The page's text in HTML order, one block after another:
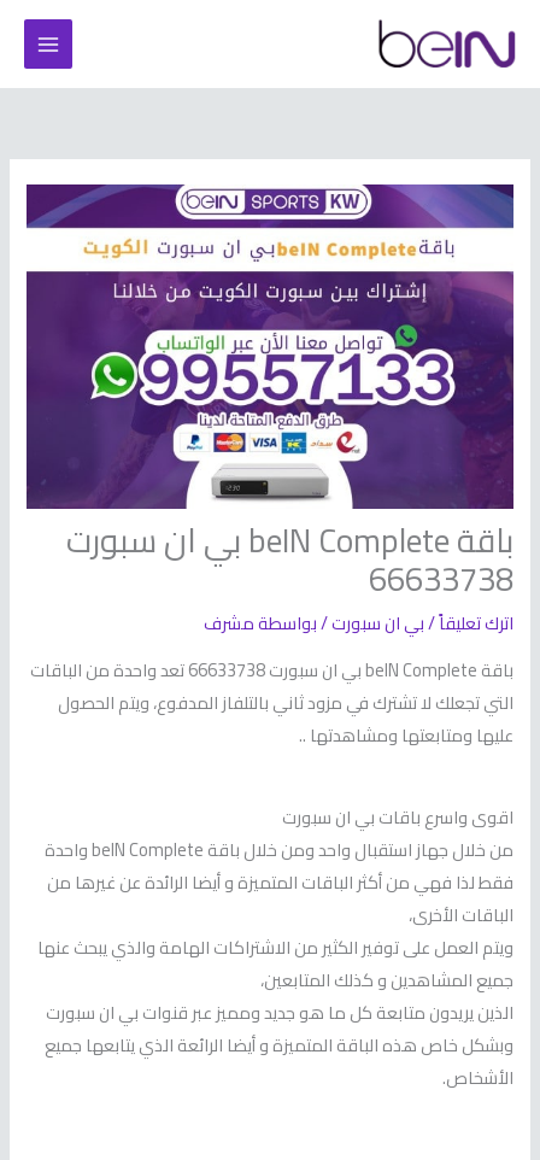
المحتوى
باقة beIN Complete بي ان سبورت
66633738
اترك تعليقاً/بي ان سبورت/ بواسطةمشرف
باقة beIN Complete بي ان سبورت 66633738 تعد واحدة من الباقات
التي تجعلك لا تشترك في مزود ثاني بالتلفاز المدفوع، ويتم الحصول
عليها ومتابعتها ومشاهدتها ..
اقوى واسرع باقات بي ان سبورت
من خلال جهاز استقبال واحد ومن خلال باقة beIN Complete واحدة
فقط لذا فهي من أكثر الباقات المتميزة و أيضا الرائدة عن غيرها من
الباقات الأخرى،
ويتم العمل على توفير الكثير من الاشتراكات الهامة والذي يبحث عنها
جميع المشاهدين و كذلك المتابعين،
الذين يريدون متابعة كل ما هو جديد ومميز عبر قنوات بي ان سبورت
وبشكل خاص هذه الباقة المتميزة و أيضا الرائعة الذي يتابعها جميع
الأشخاص.